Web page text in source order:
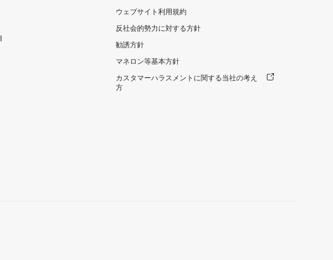
ウェブサイト利用規約
反社会的勢力に対する方針
勧誘方針
マネロン等基本方針
カスタマーハラスメントに関する当社の考え
方